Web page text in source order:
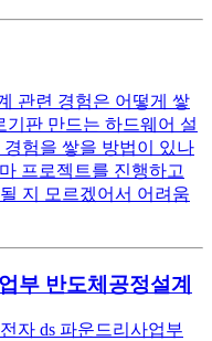
관련 경험은 어떻게 쌓
기판 만드는 하드웨어 설
험을 쌓을 방법이 있나
프로젝트를 진행하고
지 모르겠어서 어려움
부 반도체공정설계
자 ds 파운드리사업부